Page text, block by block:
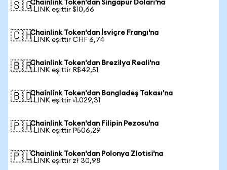
🇸🇬Chainlink Token'dan Singapur Doları'na
1 LINK eşittir $10,66
🇨🇭Chainlink Token'dan İsviçre Frangı'na
1 LINK eşittir CHF 6,74
🇧🇷Chainlink Token'dan Brezilya Reali'na
1 LINK eşittir R$42,51
🇧🇩Chainlink Token'dan Bangladeş Takası'na
1 LINK eşittir ৳1.029,31
🇵🇭Chainlink Token'dan Filipin Pezosu'na
1 LINK eşittir ₱506,29
🇵🇱Chainlink Token'dan Polonya Zlotisi'na
1 LINK eşittir zł 30,98